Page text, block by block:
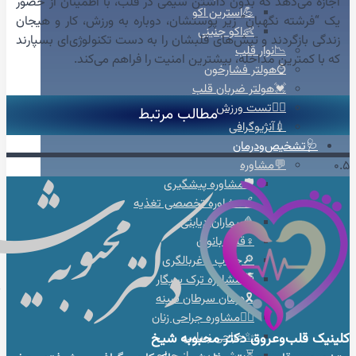
💪استرین اکو
👶اکو جنینی
📉نوار قلب
⌚هولتر فشارخون
💓هولتر ضربان قلب
🚴‍♀️تست ورزش
💉آنژیوگرافی
🩺تشخیص‌ودرمان
💬مشاوره
🛡️مشاوره پیشگیری
🍎مشاوره تخصصی تغذیه
🩸بیماران دیابتی
♀️قلب بانوان
🔎چکاپ و غربالگری
🚭مشاوره ترک سیگار
🎗️درمان سرطان سینه
👩‍⚕️مشاوره جراحی زنان
✨جراحی زیبایی
یک “فرشته نگهبان” زیر پوستشان، دوباره به ورزش، کار و هیجان
زندگی بازگردند و تپش‌های قلبشان را به دست تکنولوژی‌ای بسپارند
که با کمترین مداخله، بیشترین امنیت را فراهم می‌کند.
مطالب مرتبط
کلینیک قلب‌وعروقدکتر محبوبه شیخ